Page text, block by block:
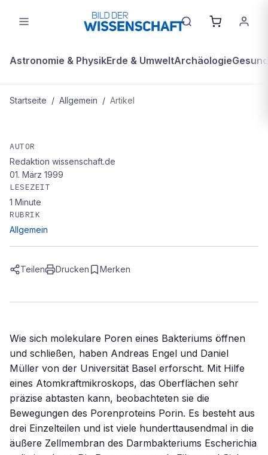
Astronomie & PhysikErde & UmweltArchäologie
Startseite / Allgemein / Artikel
Poren in Aktion
AUTOR
Redaktion wissenschaft.de
01. März 1999
LESEZEIT
1 Minute
RUBRIK
Allgemein
Teilen Drucken Merken
Wie sich molekulare Poren eines Bakteriums öffnen
und schließen, haben Andreas Engel und Daniel
Müller von der Universität Basel erforscht. Mit Hilfe
eines Atomkraftmikroskops, das Oberflächen sehr
präzise abtasten kann, beobachteten sie die
Bewegungen des Porenproteins Porin. Es besteht aus
drei Einzelteilen und ist viele hunderttausendmal in die
äußere Zellmembran des Darmbakteriums Escherichia